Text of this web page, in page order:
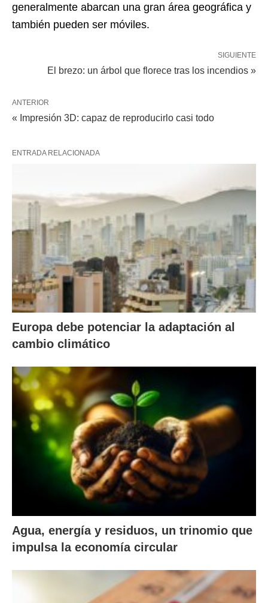
generalmente abarcan una gran área geográfica y
también pueden ser móviles.
SIGUIENTE
El brezo: un árbol que florece tras los incendios »
ANTERIOR
« Impresión 3D: capaz de reproducirlo casi todo
ENTRADA RELACIONADA
Europa debe potenciar la adaptación al
cambio climático
Agua, energía y residuos, un trinomio que
impulsa la economía circular